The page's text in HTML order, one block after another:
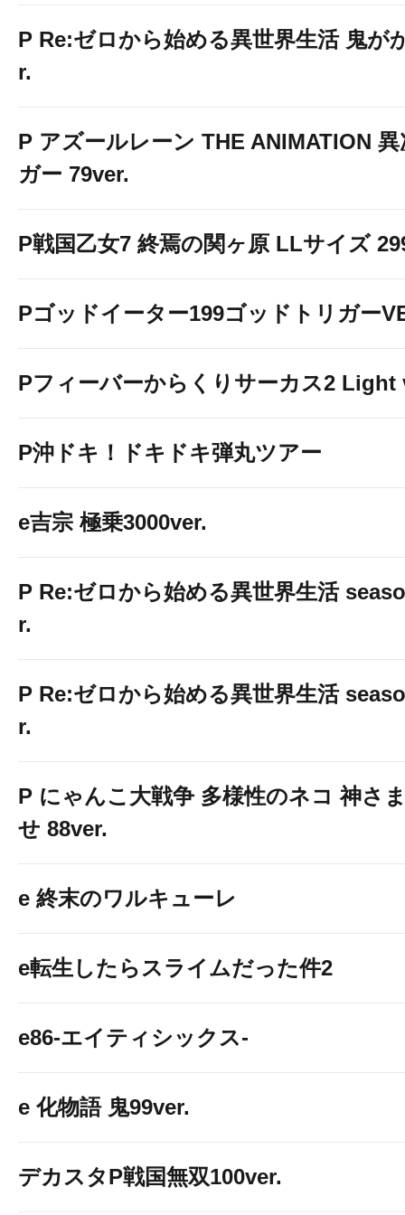
P Re:ゼロから始める異世界生活 鬼が
r.
P アズールレーン THE ANIMATION
ガー 79ver.
P戦国乙女7 終焉の関ヶ原 LLサイズ
Pゴッドイーター199ゴッドトリガー
Pフィーバーからくりサーカス2 Light
P沖ドキ！ドキドキ弾丸ツアー
e吉宗 極乗3000ver.
P Re:ゼロから始める異世界生活
r.
P Re:ゼロから始める異世界生活
r.
P にゃんこ大戦争 多様性のネコ 神さ
せ 88ver.
e 終末のワルキューレ
e転生したらスライムだった件2
e86-エイティシックス-
e 化物語 鬼99ver.
デカスタP戦国無双100ver.